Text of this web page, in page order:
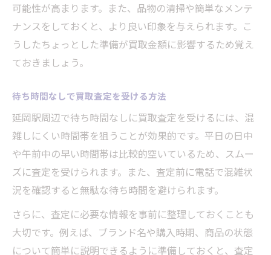
可能性が高まります。また、品物の清掃や簡単なメンテ
ナンスをしておくと、より良い印象を与えられます。こ
うしたちょっとした準備が買取金額に影響するため覚え
ておきましょう。
待ち時間なしで買取査定を受ける方法
延岡駅周辺で待ち時間なしに買取査定を受けるには、混
雑しにくい時間帯を狙うことが効果的です。平日の日中
や午前中の早い時間帯は比較的空いているため、スムー
ズに査定を受けられます。また、査定前に電話で混雑状
況を確認すると無駄な待ち時間を避けられます。
さらに、査定に必要な情報を事前に整理しておくことも
大切です。例えば、ブランド名や購入時期、商品の状態
について簡単に説明できるように準備しておくと、査定